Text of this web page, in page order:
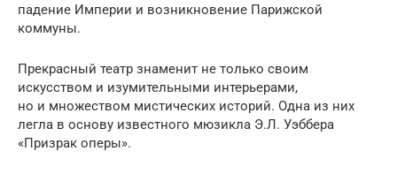
падение Империи и возникновение Парижской
коммуны.
Прекрасный театр знаменит не только своим
искусством и изумительными интерьерами,
но и множеством мистических историй. Одна из них
легла в основу известного мюзикла Э.Л. Уэббера
«Призрак оперы».